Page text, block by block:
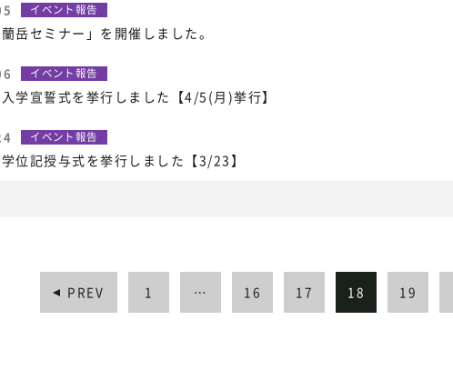
イベント報告
蘭岳セミナー」を開催しました。
イベント報告
学宣誓式を挙行しました【4/5(月)挙行】
イベント報告
位記授与式を挙行しました【3/23】
PREV 1 … 16 17 18 19